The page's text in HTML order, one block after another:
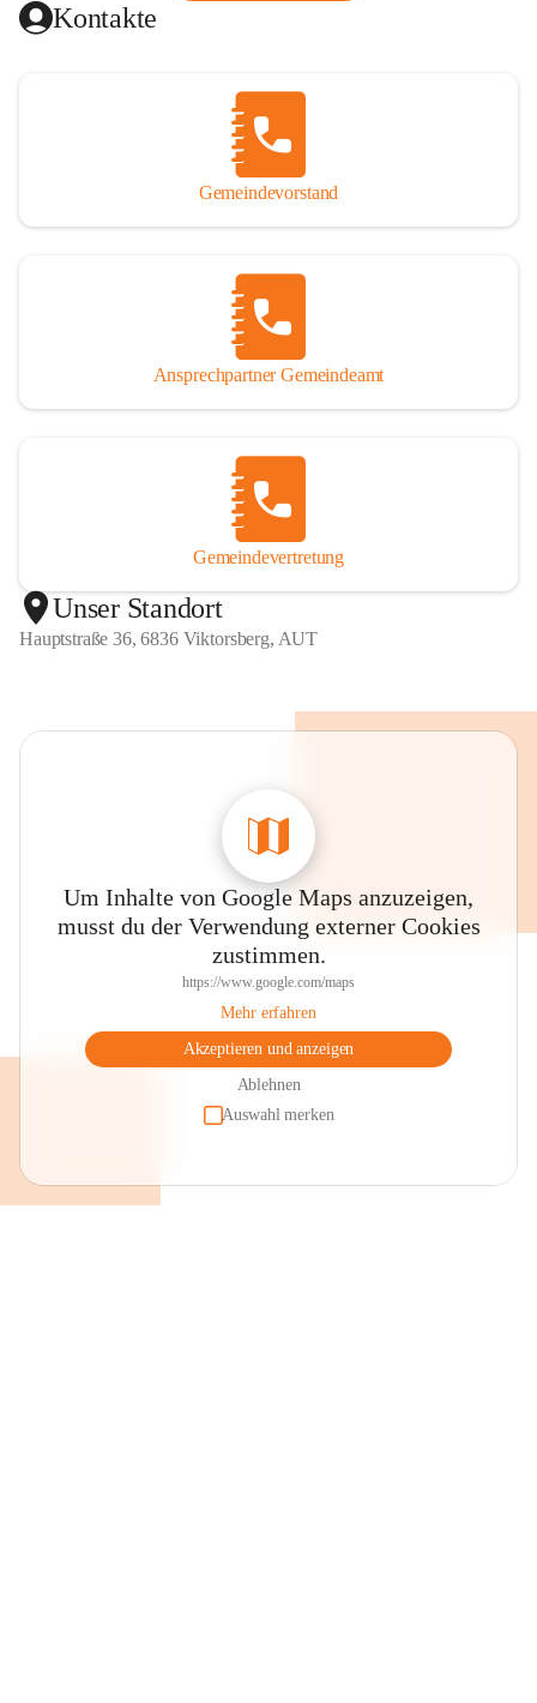
Kontakte
Gemeindevorstand
Ansprechpartner Gemeindeamt
Gemeindevertretung
Unser Standort
Hauptstraße 36, 6836 Viktorsberg, AUT
Um Inhalte von Google Maps anzuzeigen,
musst du der Verwendung externer Cookies
zustimmen.
https://www.google.com/maps
Mehr erfahren
Akzeptieren und anzeigen
Ablehnen
Auswahl merken